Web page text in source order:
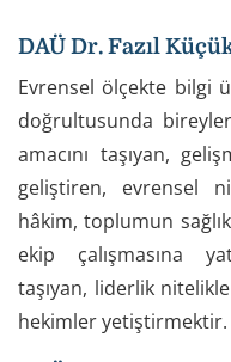
DAÜ Dr. Fazıl
Evrensel ölçekte bilgi
doğrultusunda
amacını taşıyan,
geliştiren, evrensel
hâkim, toplumun
ekip çalışmasına
taşıyan, liderlik
hekimler yetiştirmektir.